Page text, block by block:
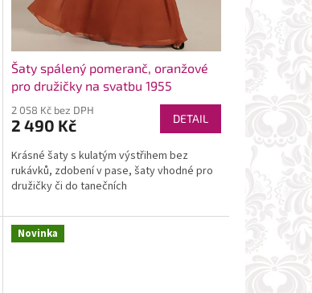
Šaty spálený pomeranč, oranžové
pro družičky na svatbu 1955
2 058 Kč bez DPH
2 490 Kč DETAIL
Krásné šaty s kulatým výstřihem bez
rukávků, zdobení v pase, šaty vhodné pro
družičky či do tanečních
Novinka